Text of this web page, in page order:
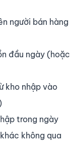
người bán hàng
đầu ngày (hoặc
kho nhập vào
trong ngày
không qua